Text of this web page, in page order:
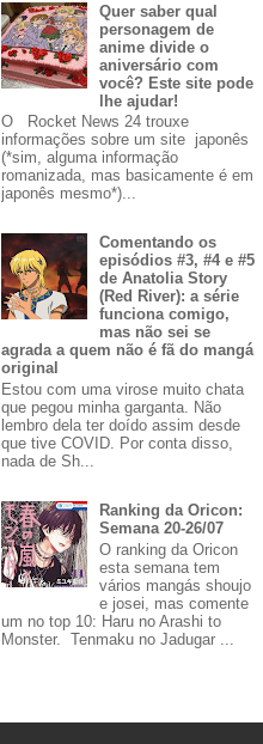
Quer saber qual
personagem de
anime divide o
aniversário com
você? Este site pode
lhe ajudar!
O Rocket News 24 trouxe
informações sobre um site japonês
(*sim, alguma informação
romanizada, mas basicamente é em
japonês mesmo*)...
Comentando os
episódios #3, #4 e #5
de Anatolia Story
(Red River): a série
funciona comigo,
mas não sei se
agrada a quem não é fã do mangá
original
Estou com uma virose muito chata
que pegou minha garganta. Não
lembro dela ter doído assim desde
que tive COVID. Por conta disso,
nada de Sh...
Ranking da Oricon:
Semana 20-26/07
O ranking da Oricon
esta semana tem
vários mangás shoujo
e josei, mas comente
um no top 10: Haru no Arashi to
Monster. Tenmaku no Jadugar ...